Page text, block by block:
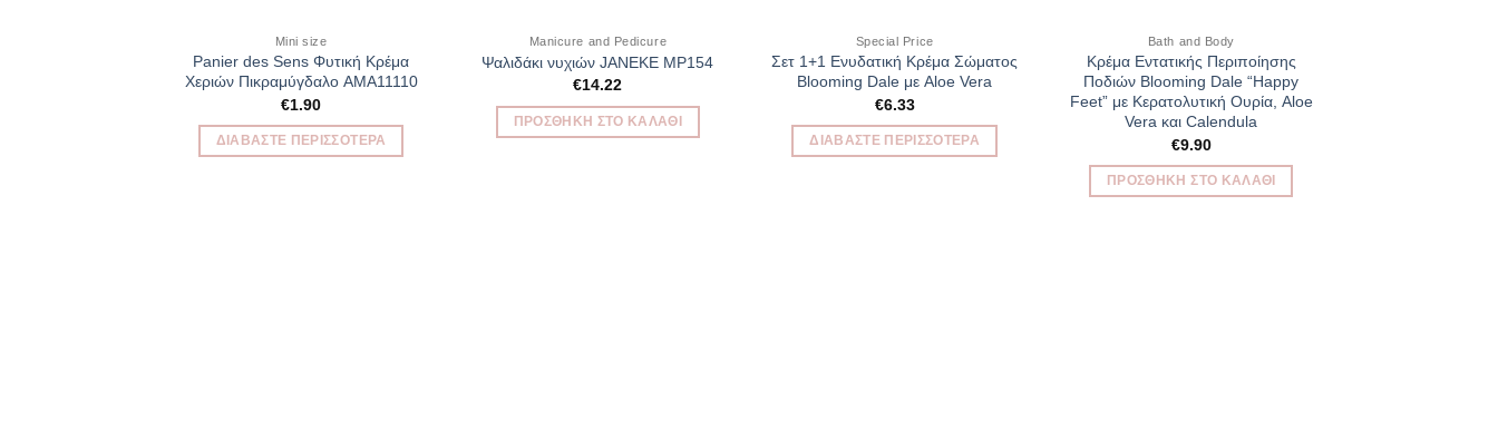
Add to
Wishlist
ΕΞΑΝΤΛΗΜΈΝΟ
Mini size
Panier des Sens Φυτική Κρέμα
Χεριών Πικραμύγδαλο AMA11110
€1.90
ΔΙΑΒΆΣΤΕ ΠΕΡΙΣΣΌΤΕΡΑ
Add to
Wishlist
Manicure and Pedicure
Ψαλιδάκι νυχιών JANEKE MP154
€14.22
ΠΡΟΣΘΉΚΗ ΣΤΟ ΚΑΛΆΘΙ
Add to
Wishlist
ΕΞΑΝΤΛΗΜΈΝΟ
Special Price
Σετ 1+1 Ενυδατική Κρέμα Σώματος
Βlooming Dale με Aloe Vera
€6.33
ΔΙΑΒΆΣΤΕ ΠΕΡΙΣΣΌΤΕΡΑ
Add to
Wishlist
Bath and Body
Κρέμα Εντατικής Περιποίησης
Ποδιών Βlooming Dale “Happy
Feet” με Κερατολυτική Ουρία, Aloe
Vera και Calendula
€9.90
ΠΡΟΣΘΉΚΗ ΣΤΟ ΚΑΛΆΘΙ